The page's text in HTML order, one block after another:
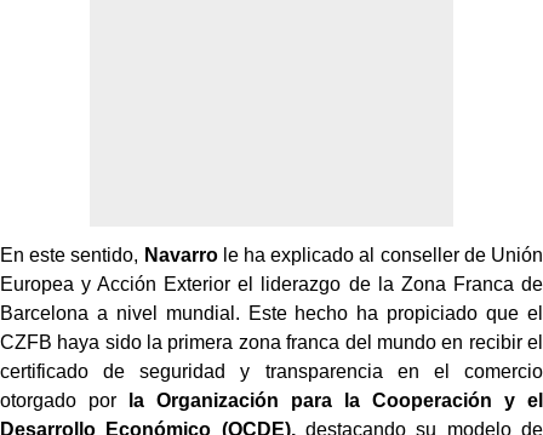
En este sentido, Navarrole ha explicado al conseller de Unión
Europea y Acción Exterior el liderazgo de la Zona Franca de
Barcelona a nivel mundial. Este hecho ha propiciado que el
CZFB haya sido la primera zona franca del mundo en recibir el
certificado de seguridad y transparencia en el comercio
otorgado por
la Organización para la Cooperación y el
Desarrollo Económico (OCDE),destacando su modelo de